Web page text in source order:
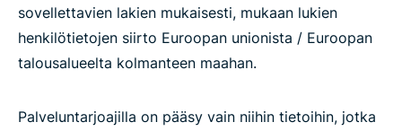
sovellettavien lakien mukaisesti, mukaan lukien
henkilötietojen siirto Euroopan unionista / Euroopan
talousalueelta kolmanteen maahan.
Palveluntarjoajilla on pääsy vain niihin tietoihin, jotka